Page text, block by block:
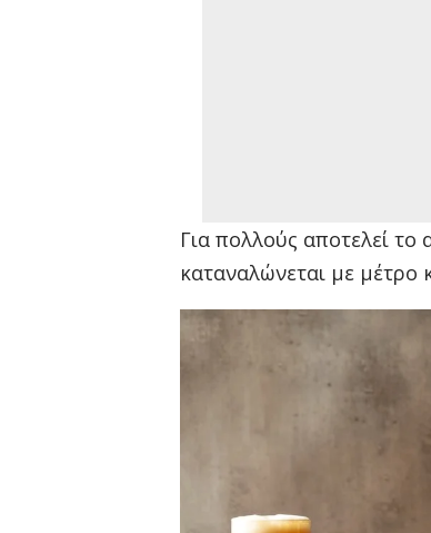
Για πολλούς αποτελεί το
καταναλώνεται με μέτρο